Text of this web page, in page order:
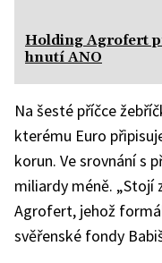
Holding Agrofert
hnutí ANO
Na šesté příčce
kterému Euro
korun. Ve srovnání s
miliardy méně.
Agrofert, jehož
svěřenské fondy